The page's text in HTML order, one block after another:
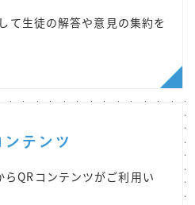
て生徒の解答や意見の集約を
テンツ
らQRコンテンツがご利用い